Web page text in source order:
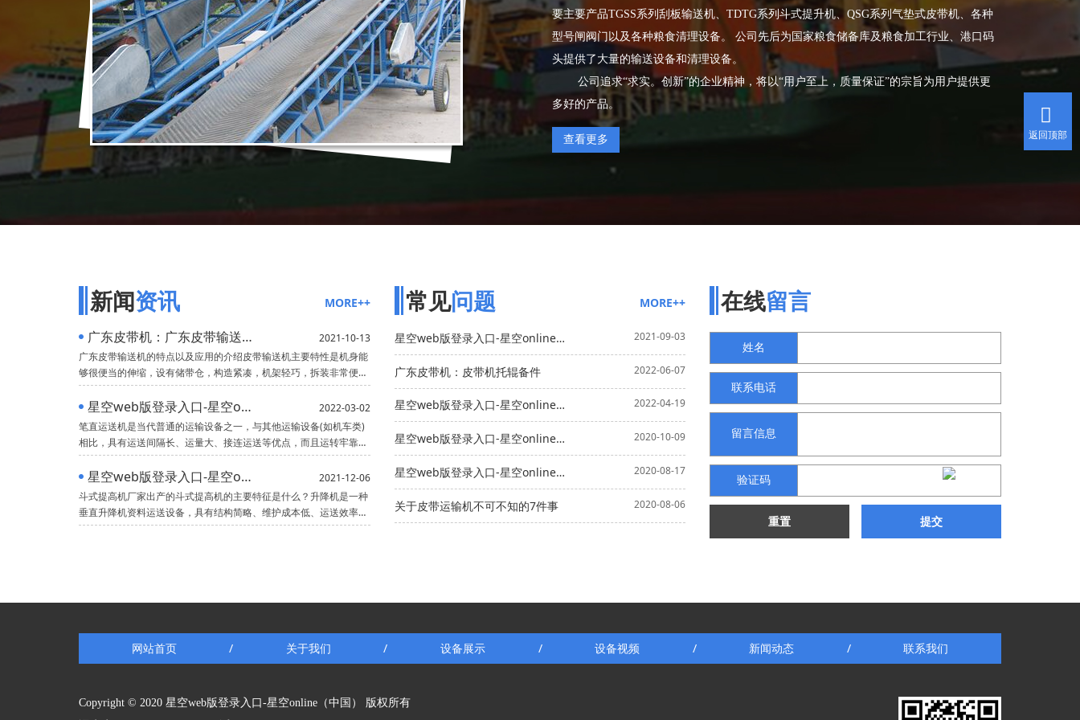
要主要产品TGSS系列刮板输送机、TDTG系列斗式提升机、QSG系列气垫式皮带机、各种
型号闸阀门以及各种粮食清理设备。 公司先后为国家粮食储备库及粮食加工行业、港口码
头提供了大量的输送设备和清理设备。
公司追求“求实。创新”的企业精神，将以“用户至上，质量保证”的宗旨为用户提供更
多好的产品。
查看更多
新闻资讯 MORE++
广东皮带机：广东皮带输送机的特点以及应用的介绍
2021-10-13
广东皮带输送机的特点以及应用的介绍皮带输送机主要特性是机身能
够很便当的伸缩，设有储带仓，构造紧凑，机架轻巧，拆装非常便
当。具有输送间隔长、运量大、连续输送等优点，而且运转牢靠，易
于完成自动化和集中化控制。当皮带输送机的输送才能和运距较大
时，可配中间驱动安装来满足请求。依据输送工艺的请求，能够
星空web版登录入口-星空online（中国） ：垂直输送机特点及用途
2022-03-02
笔直运送机是当代普通的运输设备之一，与其他运输设备(如机车类)
相比，具有运送间隔长、运量大、接连运送等优点，而且运转牢靠，
易于完成自动化和集中化操控。目前带式运送机正向大运距、大运
量、大倾角的方向开展。普通带式运送机因为遭到运送带与物料之间
的摩擦系数等多种要素限制，其运送物料的倾角不能过大，一般倾
星空web版登录入口-星空online（中国） 的主要特征是什么？
2021-12-06
斗式提高机厂家出产的斗式提高机的主要特征是什么？升降机是一种
垂直升降机资料运送设备，具有结构简略、维护成本低、运送效率
高、升降机高度高、运转安稳、运用规模广等长处。(1)驱动功率
常见问题 MORE++
星空web版登录入口-星空online（中国） 打滑怎么办呢 2021-09-03
广东皮带机：皮带机托辊备件 2022-06-07
星空web版登录入口-星空online（中国） ：皮带机的维护要点是什么 2022-04-19
星空web版登录入口-星空online（中国） 不出料或者是出料缓慢是什么原因？ 2020-10-09
星空web版登录入口-星空online（中国） ，：提升机使用时出现打滑现象怎么处理？ 2020-08-17
关于皮带运输机不可不知的7件事 2020-08-06
在线留言
姓名
联系电话
留言信息
验证码
重置 提交
网站首页 / 关于我们 / 设备展示 / 设备视频 / 新闻动态 / 联系我们
Copyright © 2020 星空web版登录入口-星空online（中国） 版权所有
返回顶部